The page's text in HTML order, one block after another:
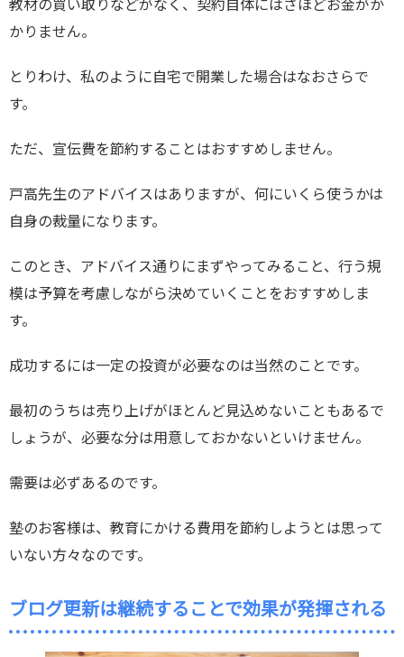
教材の買い取りなどがなく、契約自体にはさほどお金がか
かりません。
とりわけ、私のように自宅で開業した場合はなおさらで
す。
ただ、宣伝費を節約することはおすすめしません。
戸高先生のアドバイスはありますが、何にいくら使うかは
自身の裁量になります。
このとき、アドバイス通りにまずやってみること、行う規
模は予算を考慮しながら決めていくことをおすすめしま
す。
成功するには一定の投資が必要なのは当然のことです。
最初のうちは売り上げがほとんど見込めないこともあるで
しょうが、必要な分は用意しておかないといけません。
需要は必ずあるのです。
塾のお客様は、教育にかける費用を節約しようとは思って
いない方々なのです。
ブログ更新は継続することで効果が発揮される